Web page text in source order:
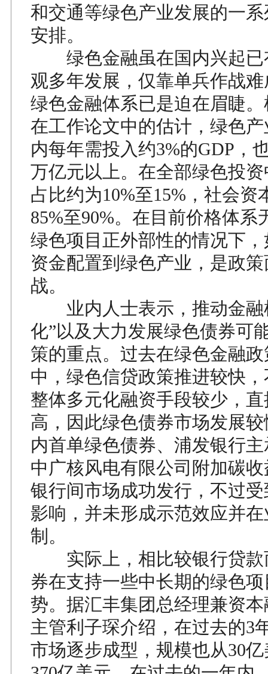
和交通等绿色产业发展的一
安排。
绿色金融虽在国内兴起已
观多年发展，仅靠单兵作战
绿色金融体系已是迫在眉睫
在工作论文中的估计，绿色
内每年需投入约3%的GDP，
万亿元以上。在全部绿色投
占比约为10%至15%，社会资
85%至90%。在目前价格体系
绿色项目正外部性的情况下
资金配置到绿色产业，是政
战。
业内人士表示，推动金融
化”以及大力发展绿色债券可
策的重点。过去在绿色金融
中，绿色信贷政策推进较快
整体多元化融资手段较少，
高，因此绿色债券市场发展
内首单绿色债券、浦发银行
中广核风电有限公司附加碳
银行间市场成功发行，不过
影响，并未形成示范效应并
制。
实际上，相比较银行贷款
券在支持一些中长期的绿色
势。据汇丰集团总经理兼资
主管利子琛介绍，在过去的3
市场逐步成型，规模也从30